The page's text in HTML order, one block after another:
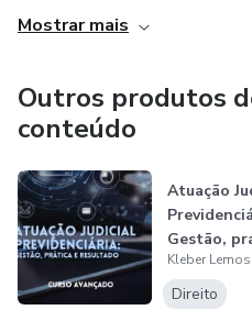
previdenciário, conquistar
Mostrar mais
Outros produtos
conteúdo
Atuação
Gestão,
resultado
Kleber Lemos
Direito